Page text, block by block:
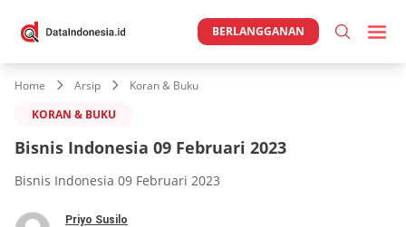
BERLANGGANAN
Home Arsip
Koran & Buku
KORAN & BUKU
Bisnis Indonesia 09 Februari 2023
Bisnis Indonesia 09 Februari 2023
Priyo Susilo